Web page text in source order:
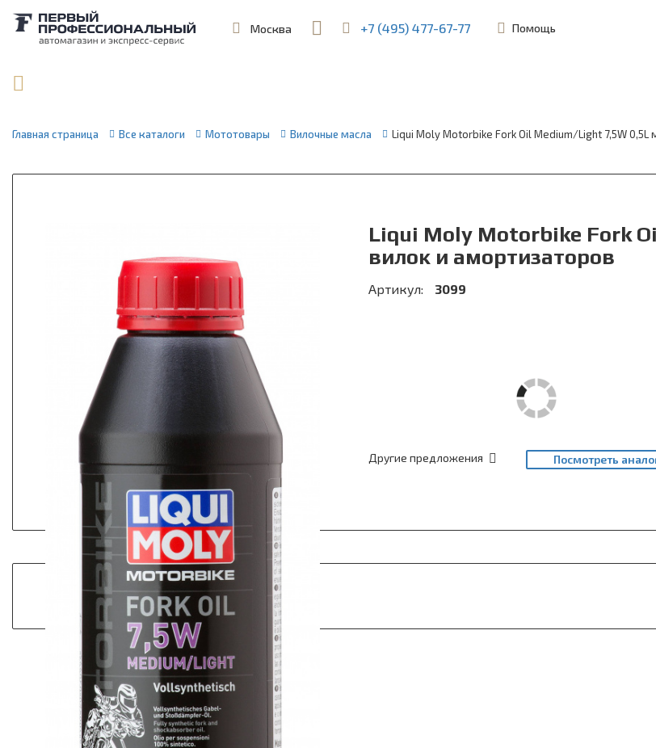
Москва ул. Шереметьевская, 45Б
+7 (495) 477-67-77 Помощь
Главная страница Все каталоги Мототовары Вилочные масла Liqui Moly Motorbike Fork Oil Medium/Light 7,5W 0,5L
Liqui Moly Motorbike Fork
вилок и амортизаторов
Артикул: 3099
Другие предложения Посмотреть